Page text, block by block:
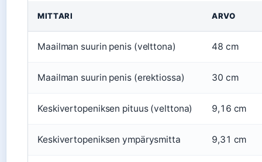
MITTARI ARVO
Maailman suurin penis (velttona) 48 cm
Maailman suurin penis (erektiossa) 30 cm
Keskivertopeniksen pituus (velttona) 9,16 cm
Keskivertopeniksen ympärysmitta 9,31 cm